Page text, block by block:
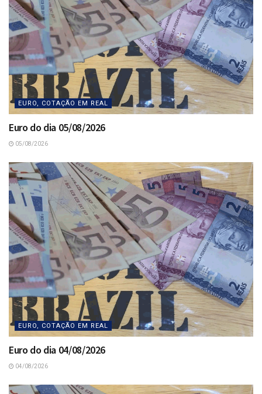
EURO, COTAÇÃO EM REAL
Euro do dia 05/08/2026
05/08/2026
EURO, COTAÇÃO EM REAL
Euro do dia 04/08/2026
04/08/2026